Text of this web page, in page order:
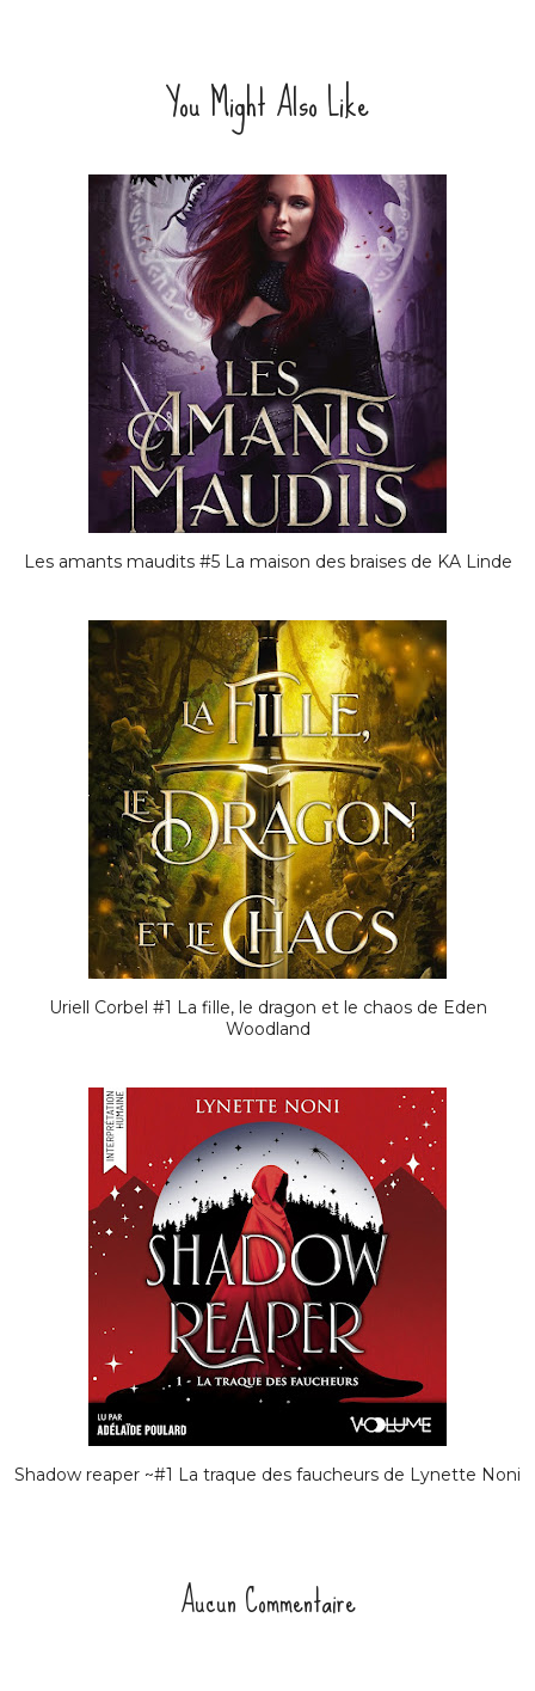
You Might Also Like
Les amants maudits #5 La maison des braises de KA Linde
Uriell Corbel #1 La fille, le dragon et le chaos de Eden
Woodland
Shadow reaper ~#1 La traque des faucheurs de Lynette Noni
Aucun Commentaire